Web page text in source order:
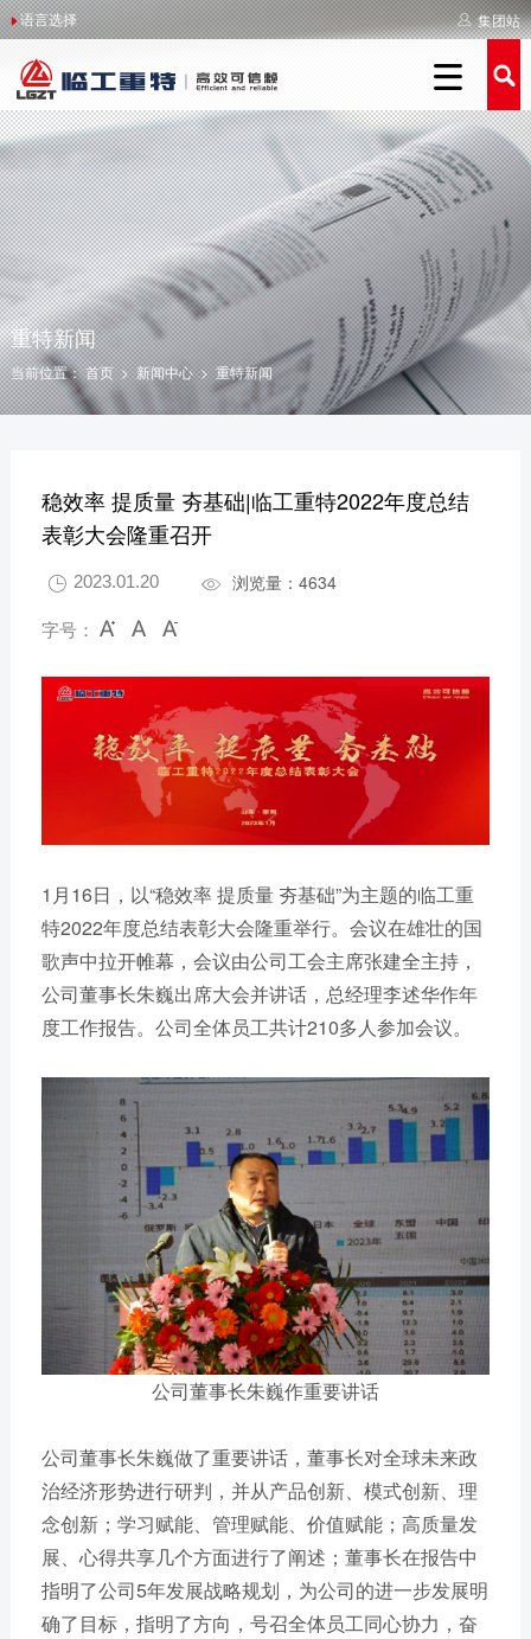
语言选择 集团站
重特简介
全球重特
企业文化
社会责任
联系我们
举报受理
重特简介
领导关怀
企业荣誉
发展历程
美丽重特
举报制度
侵权举报
我要举报
重特新闻
媒体聚焦
影像重特
活动专区
装载机系列
新能源系列
农补系列
经销商查询
施工案例
服务介绍
服务品牌
服务网点
操作保养
人才战略
人才招聘
人才培养

重特新闻
当前位置：首页>新闻中心>重特新闻
稳效率 提质量 夯基础|临工重特2022年度总结
表彰大会隆重召开
 2023.01.20  浏览量：4634
字号：
1月16日，以“稳效率 提质量 夯基础”为主题的临工重
特2022年度总结表彰大会隆重举行。会议在雄壮的国
歌声中拉开帷幕，会议由公司工会主席张建全主持，
公司董事长朱巍出席大会并讲话，总经理李述华作年
度工作报告。公司全体员工共计210多人参加会议。
公司董事长朱巍作重要讲话
公司董事长朱巍做了重要讲话，董事长对全球未来政
治经济形势进行研判，并从产品创新、模式创新、理
念创新；学习赋能、管理赋能、价值赋能；高质量发
展、心得共享几个方面进行了阐述；董事长在报告中
指明了公司5年发展战略规划，为公司的进一步发展明
确了目标，指明了方向，号召全体员工同心协力，奋